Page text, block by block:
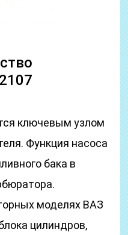
ключевым узлом
Функция насоса
бака в
моделях ВАЗ
цилиндров,